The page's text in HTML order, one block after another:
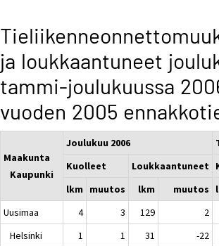
ja loukkaantuneet
tammi-joulukuussa
vuoden 2005
Maakunta
Kaupunki
Joulukuu 2006
Kuolleet
Loukkaantuneet
lkm
muutos lkm muutos
Uusimaa
4 3 129 2
Helsinki
1 1 31 -22